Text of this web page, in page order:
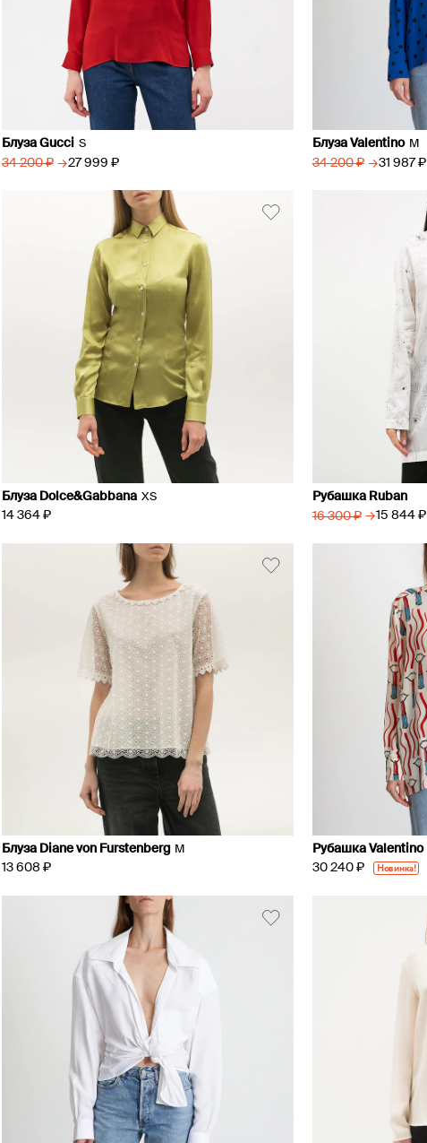
Блуза Gucci S
34 200 ₽ → 27 999 ₽
Блуза Valentino M
34 200 ₽ → 31 987 ₽
Блуза Dolce&Gabbana XS
14 364 ₽
Рубашка Ruban
16 300 ₽ → 15 844 ₽
Блуза Diane von Furstenberg M
13 608 ₽
Рубашка Valentino
30 240 ₽ Новинка!